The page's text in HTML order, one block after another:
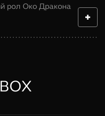
рол Око Дракона